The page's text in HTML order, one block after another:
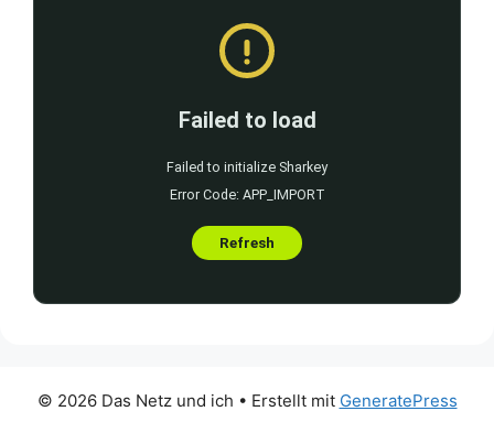
© 2026 Das Netz und ich • Erstellt mit GeneratePress